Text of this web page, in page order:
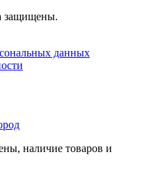
защищены.
данных
наличие товаров и